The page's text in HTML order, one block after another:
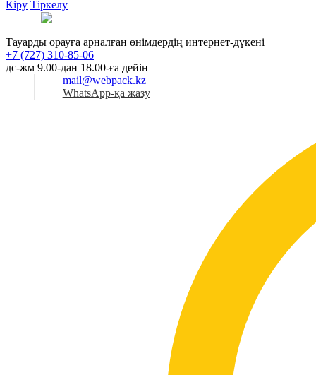
Кіру Тіркелу
Тауарды орауға арналған өнімдердің интернет-дүкені
+7 (727) 310-85-06
дс-жм 9.00-дан 18.00-ға дейін
mail@webpack.kz
WhatsApp-қа жазу